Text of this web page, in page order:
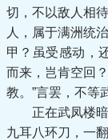
切，不以敌人相
人，属于满洲统
甲？虽受感动，
而来，岂肯空回
教。”言罢，不等
正在武凤楼暗
九耳八环刀，一